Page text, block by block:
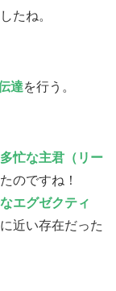
たね。
達を行う。
多忙な主君（リー
のですね！
エグゼクティ
近い存在だった